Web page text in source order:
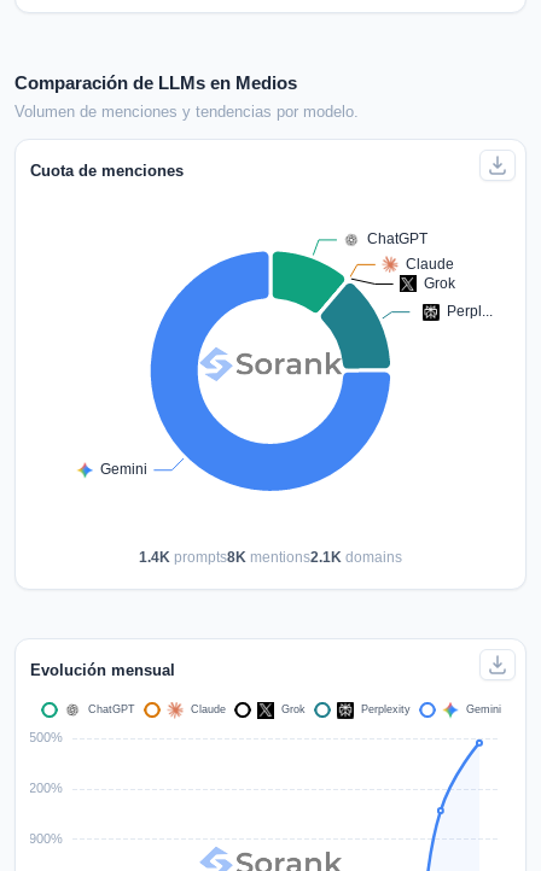
Comparación de LLMs en Medios
Volumen de menciones y tendencias por modelo.
Cuota de menciones
1.4K prompts8K mentions2.1K domains
Evolución mensual